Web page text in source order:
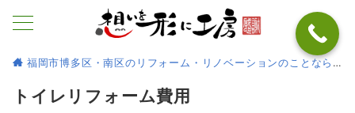
福岡市博多区・南区のリフォーム・リノベーションのことなら
トイレリフォーム費用